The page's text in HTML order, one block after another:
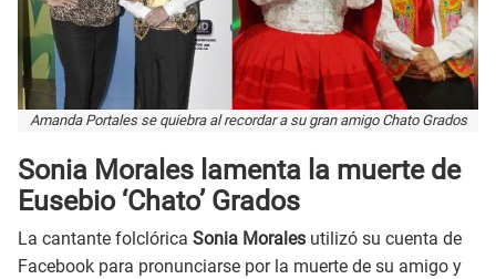
Amanda Portales se quiebra al recordar a su gran amigo Chato Grados
Sonia Morales lamenta la muerte de
Eusebio ‘Chato’ Grados
La cantante folclórica Sonia Morales utilizó su cuenta de
Facebook para pronunciarse por la muerte de su amigo y